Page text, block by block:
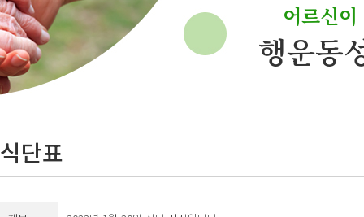
어르신
행운동
식단표